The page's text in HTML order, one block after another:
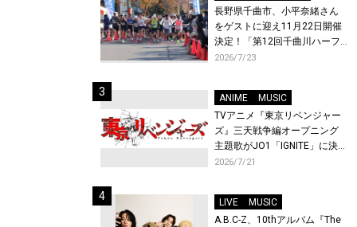
長野県千曲市、小平奈緒さん
をゲストに迎え11月22日開催
決定！「第12回千曲川ハーフ
マラソン」エントリー受付開
2026/7/23
ANIME
MUSIC
TVアニメ『東京リベンジャー
ズ』三天戦争編オープニング
主題歌がJO1「IGNITE」に決
定！メンバー全員から喜びと
先行上映会を開催！
2026/7/21
LIVE
MUSIC
A.B.C-Z、10thアルバム『The